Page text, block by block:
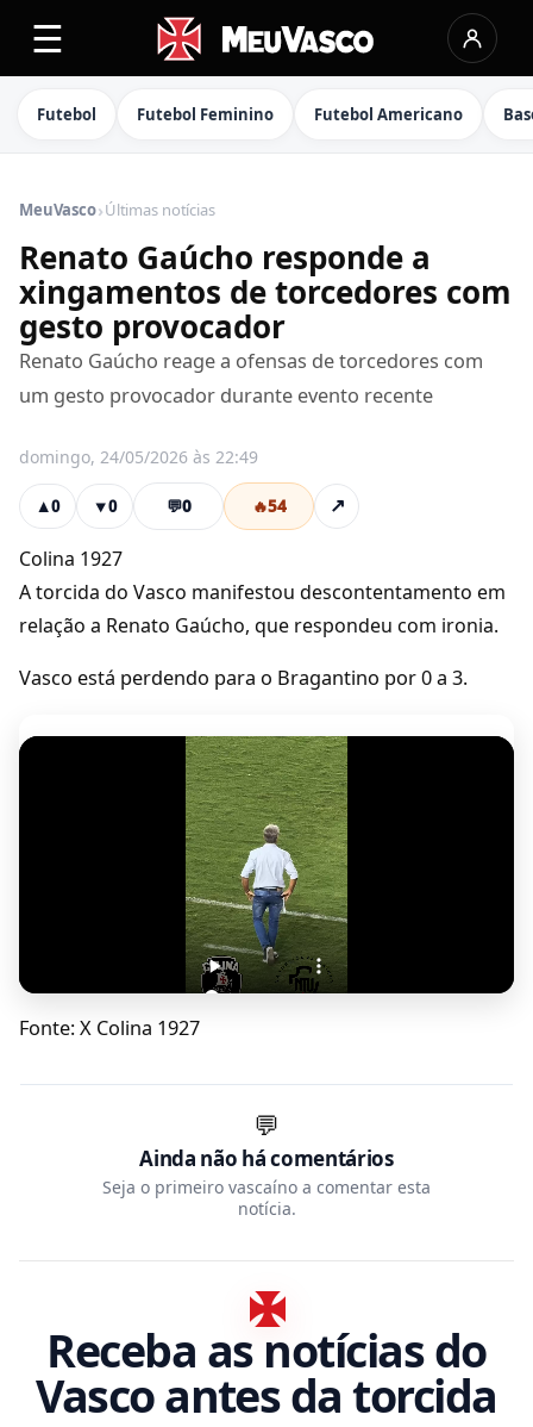
☰
Futebol Futebol Feminino Futebol Americano
MeuVasco›Últimas notícias
Renato Gaúcho responde a
xingamentos de torcedores com
gesto provocador
Renato Gaúcho reage a ofensas de torcedores com
um gesto provocador durante evento recente
domingo, 24/05/2026 às 22:49
▲0 ▼0 💬0 🔥54 ↗
Colina 1927
A torcida do Vasco manifestou descontentamento em
relação a Renato Gaúcho, que respondeu com ironia.
Vasco está perdendo para o Bragantino por 0 a 3.
Fonte: X Colina 1927
💬
Ainda não há comentários
Seja o primeiro vascaíno a comentar esta
notícia.
Receba as notícias do
Vasco antes da torcida